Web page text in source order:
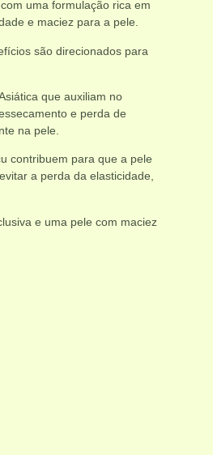
uma formulação rica em
e maciez para a pele.
são direcionados para
que auxiliam no
e perda de
na pele.
contribuem para que a pele
a perda da elasticidade,
e uma pele com maciez